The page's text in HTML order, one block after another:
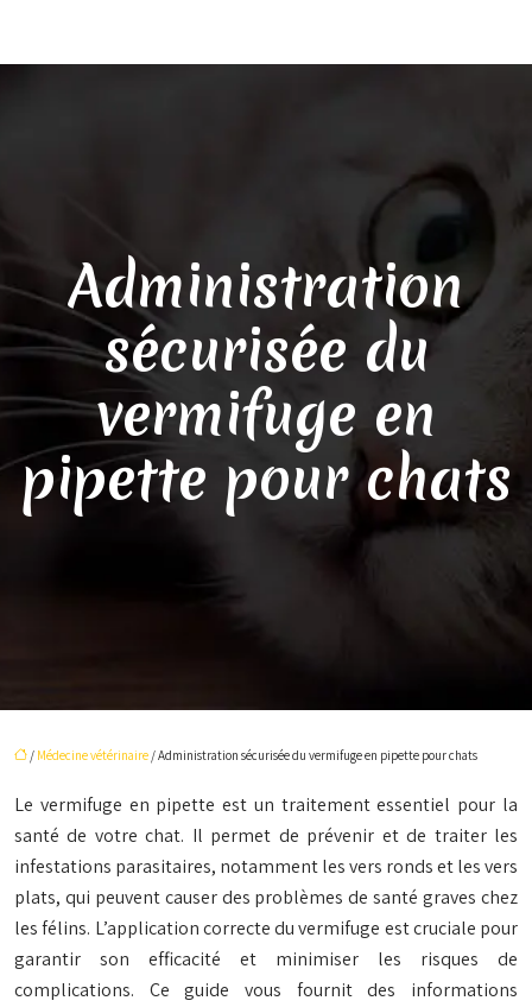
Administration
sécurisée du
vermifuge en
pipette pour chats
/ Médecine vétérinaire / Administration sécurisée du vermifuge en pipette pour chats
Le vermifuge en pipette est un traitement essentiel pour la
santé de votre chat. Il permet de prévenir et de traiter les
infestations parasitaires, notamment les vers ronds et les vers
plats, qui peuvent causer des problèmes de santé graves chez
les félins. L’application correcte du vermifuge est cruciale pour
garantir son efficacité et minimiser les risques de
complications. Ce guide vous fournit des informations